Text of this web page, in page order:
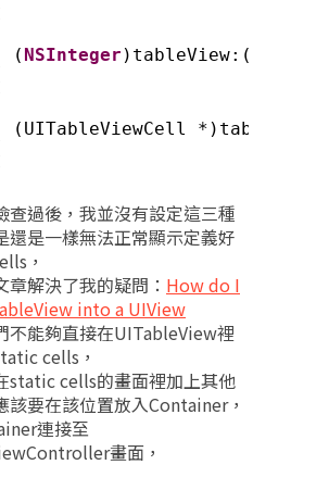
( NSInteger
(UITableViewCell
查過後，我並沒有設定這三種
還是一樣無法正常顯示定義好
，
章解決了我的疑問： How do I
into a UIView
不能夠直接在UITableView裡
cells，
static cells的畫面裡加上其他
該要在該位置放入Container，
連接至
畫面，